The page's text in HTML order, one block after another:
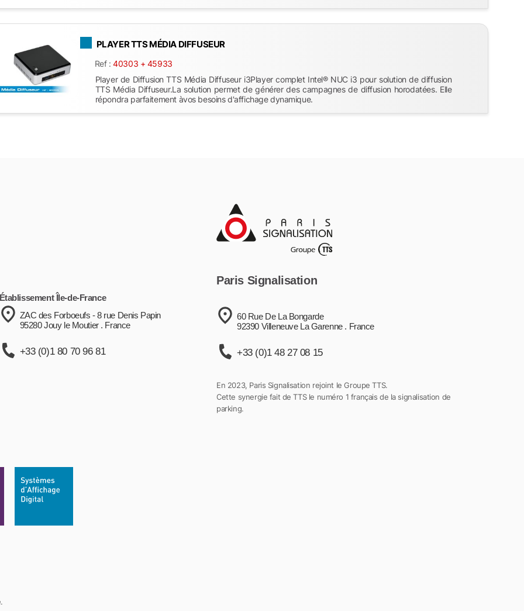
PLAYER TTS MÉDIA DIFFUSEUR
Ref :40303 + 45933
Player de Diffusion TTS Média Diffuseur i3Player complet Intel® NUC i3 pour solution de diffusion
TTS Média Diffuseur.La solution permet de générer des campagnes de diffusion horodatées. Elle
répondra parfaitement àvos besoins d'affichage dynamique.
Établissement Île-de-France
ZAC des Forboeufs - 8 rue Denis Papin
95280 Jouy le Moutier . France
+33 (0)1 80 70 96 81
Paris Signalisation
60 Rue De La Bongarde
92390 Villeneuve La Garenne . France
+33 (0)1 48 27 08 15
En 2023, Paris Signalisation rejoint le Groupe TTS.
Cette synergie fait de TTS le numéro 1 français de la signalisation de
parking.